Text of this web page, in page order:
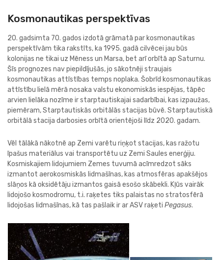
Kosmonautikas perspektīvas
20. gadsimta 70. gados izdotā grāmatā par kosmonautikas
perspektīvām tika rakstīts, ka 1995. gadā cilvēcei jau būs
kolonijas ne tikai uz Mēness un Marsa, bet arī orbītā ap Saturnu.
Šīs prognozes nav piepildījušās, jo sākotnēji straujais
kosmonautikas attīstības temps noplaka. Šobrīd kosmonautikas
attīstību lielā mērā nosaka valstu ekonomiskās iespējas, tāpēc
arvien lielāka nozīme ir starptautiskajai sadarbībai, kas izpaužas,
piemēram, Starptautiskās orbitālās stacijas būvē. Starptautiskā
orbitālā stacija darbosies orbītā orientējoši līdz 2020. gadam.
Vēl tālākā nākotnē ap Zemi varētu riņķot stacijas, kas ražotu
īpašus materiālus vai transportētu uz Zemi Saules enerģiju.
Kosmiskajiem lidojumiem Zemes tuvumā acīmredzot sāks
izmantot aerokosmiskās lidmašīnas, kas atmosfēras apakšējos
slāņos kā oksidētāju izmantos gaisā esošo skābekli. Kļūs vairāk
lidojošo kosmodromu, t.i. raķetes tiks palaistas no stratosfērā
lidojošas lidmašīnas, kā tas pašlaik ir ar ASV raķeti Pegasus.